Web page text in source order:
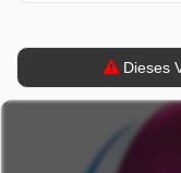
Dieses